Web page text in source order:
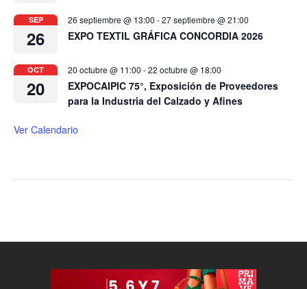
SEP
26
26 septiembre @ 13:00 -27 septiembre @ 21:00
EXPO TEXTIL GRÁFICA CONCORDIA 2026
OCT
20
20 octubre @ 11:00 -22 octubre @ 18:00
EXPOCAIPIC 75°, Exposición de Proveedores
para la Industria del Calzado y Afines
Ver Calendario